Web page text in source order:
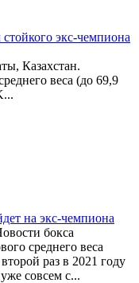
экс-чемпиона
Казахстан.
веса (до 69,9
на экс-чемпиона
среднего веса
раз в 2021 году
совсем с...